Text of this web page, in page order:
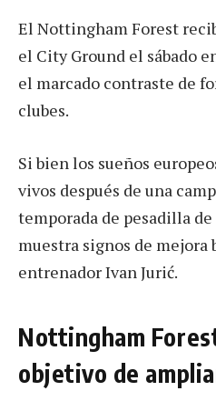
El Nottingham Forest
el City Ground el sábado
el marcado contraste de
clubes.
Si bien los sueños
vivos después de una
temporada de pesadilla
muestra signos de mejora
entrenador Ivan Jurić.
Nottingham
objetivo de